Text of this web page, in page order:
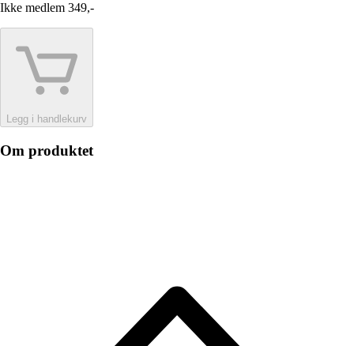
Ikke medlem 349,-
Legg i handlekurv
Om produktet